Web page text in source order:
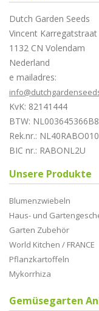
Dutch Garden Seeds
Vincent Karregatstraat
1132 CN Volendam
Nederland
e mailadres:
KvK: 82141444
BTW:
Rek.nr.:
BIC nr.: RABONL2U
Unsere Produkte
Blumenzwiebeln
Haus- und
Garten Zubehör
World Kitchen / FRANCE
Pflanzkartoffeln
Mykorrhiza
Gemüsegarten